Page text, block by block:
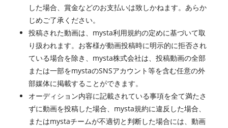
した場合、賞金などのお支払いは致しかねます。あらか
じめご了承ください。
投稿された動画は、mysta利用規約の定めに基づいて取
り扱われます。お客様が動画投稿時に明示的に拒否され
ている場合を除き、mysta株式会社は、投稿動画の全部
または一部をmystaのSNSアカウント等を含む任意の外
部媒体に掲載することができます。
オーディション内容に記載されている事項を全て満たさ
ずに動画を投稿した場合、mysta規約に違反した場合、
またはmystaチームが不適切と判断した場合には、動画